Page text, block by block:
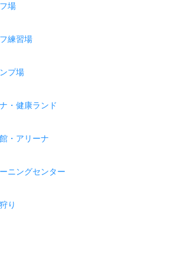
場
練習場
プ場
・健康ランド
・アリーナ
ニングセンター
り